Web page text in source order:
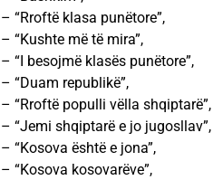
– “Rroftë klasa punëtore”,
– “Kushte më të mira”,
– “I besojmë klasës punëtore”,
– “Duam republikë”,
– “Rroftë populli vëlla shqiptarë”,
– “Jemi shqiptarë e jo jugosllav”,
– “Kosova është e jona”,
– “Kosova kosovarëve”,